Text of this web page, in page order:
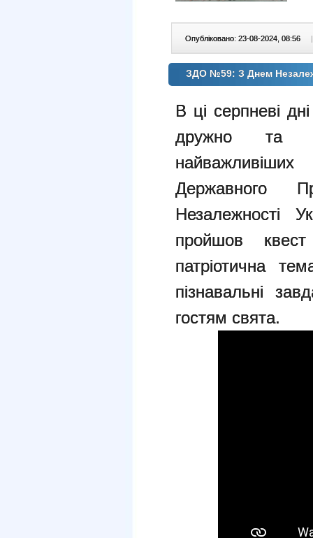
Опубліковано: 23-08-2024, 08:56 |
ЗДО №59: З Днем
В ці серпневі
дружно та
Державного
Незалежності
пройшов
патріотична
пізнавальні
гостям свята.